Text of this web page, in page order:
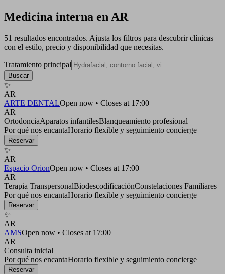
Medicina interna en AR
51 resultados encontrados. Ajusta los filtros para descubrir clínicas
con el estilo, precio y disponibilidad que necesitas.
Tratamiento principal
Buscar
✨
AR
ARTE DENTALOpen now • Closes at 17:00
AR
OrtodonciaAparatos infantilesBlanqueamiento profesional
Por qué nos encantaHorario flexible y seguimiento concierge
Reservar
✨
AR
Espacio OrionOpen now • Closes at 17:00
AR
Terapia TranspersonalBiodescodificaciónConstelaciones Familiares
Por qué nos encantaHorario flexible y seguimiento concierge
Reservar
✨
AR
AMSOpen now • Closes at 17:00
AR
Consulta inicial
Por qué nos encantaHorario flexible y seguimiento concierge
Reservar